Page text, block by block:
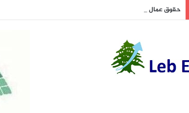
حقوق عمال التطبيقات والمنصات في لبنان: خطوة قريبة لحماية الآلاف